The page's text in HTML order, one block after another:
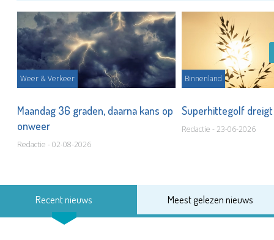
Weer & Verkeer
Maandag 36 graden, daarna kans op
onweer
Redactie - 02-08-2026
Binnenland
Superhittegolf
Redactie - 23-06-2026
Recent nieuws Meest gelezen nieuws